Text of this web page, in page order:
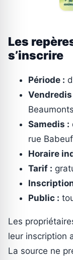
Les
s’inscrire
Période :
Vendredis
Samedis :
rue
Horaire
Tarif :
Public :
Les
leur inscription
La source ne